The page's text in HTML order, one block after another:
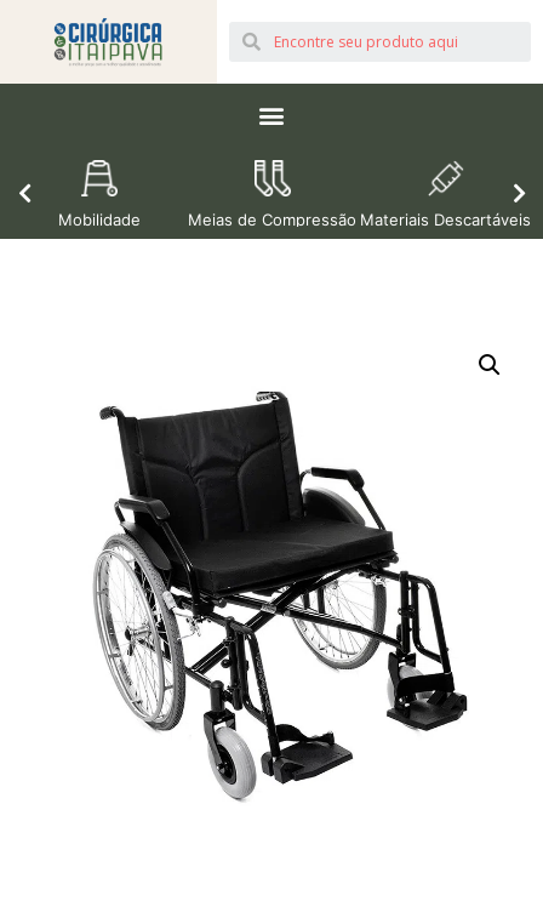
Mobilidade Meias de Compressão Materiais Descartáveis